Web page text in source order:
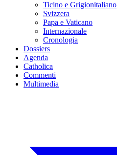
Ticino e Grigionitaliano
Svizzera
Papa e Vaticano
Internazionale
Cronologia
Dossiers
Agenda
Catholica
Commenti
Multimedia